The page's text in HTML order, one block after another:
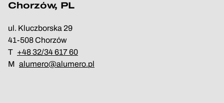
Chorzów, PL
ul. Kluczborska 29
41-508 Chorzów
T +48 32/34 617 60
M alumero@alumero.pl